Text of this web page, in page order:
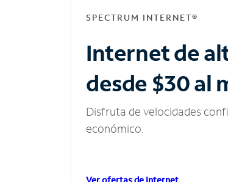
SPECTRUM INTERNET®
Internet de
desde $30 al
Disfruta de velocidades
económico.